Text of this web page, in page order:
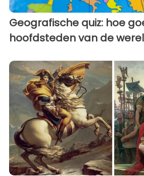
Geografische quiz: hoe
hoofdsteden van de